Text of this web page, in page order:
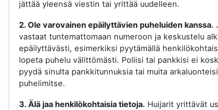
jättää yleensä viestin tai yrittää uudelleen.
2. Ole varovainen epäilyttävien puheluiden kanssa.
vastaat tuntemattomaan numeroon ja keskustelu
epäilyttävästi, esimerkiksi pyytämällä
lopeta puhelu välittömästi. Poliisi tai pankkisi ei
pyydä sinulta pankkitunnuksia tai muita
puhelimitse.
3. Älä jaa henkilökohtaisia tietoja. Huijarit yrittävät